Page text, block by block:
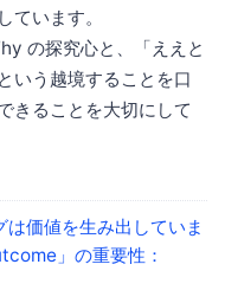
ています。
の探究心と、「ええと
いう越境することを口
きることを大切にして
価値を生み出していま
」の重要性：